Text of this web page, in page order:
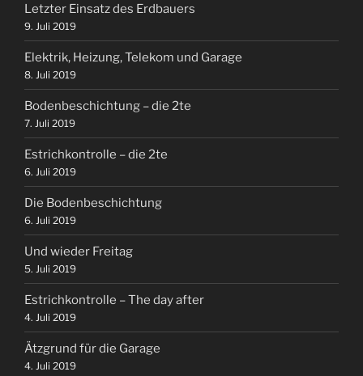
Letzter Einsatz des Erdbauers
9. Juli 2019
Elektrik, Heizung, Telekom und Garage
8. Juli 2019
Bodenbeschichtung – die 2te
7. Juli 2019
Estrichkontrolle – die 2te
6. Juli 2019
Die Bodenbeschichtung
6. Juli 2019
Und wieder Freitag
5. Juli 2019
Estrichkontrolle – The day after
4. Juli 2019
Ätzgrund für die Garage
4. Juli 2019